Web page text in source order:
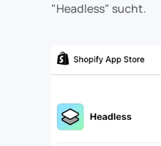
"Headless" sucht.